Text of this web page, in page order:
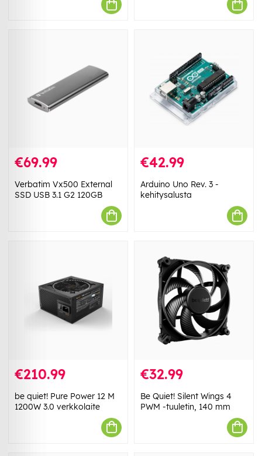
€69.99
Verbatim Vx500 External
SSD USB 3.1 G2 120GB
€42.99
Arduino Uno Rev. 3 -
kehitysalusta
€210.99
be quiet! Pure Power 12 M
1200W 3.0 verkkolaite
€32.99
Be Quiet! Silent Wings 4
PWM -tuuletin, 140 mm